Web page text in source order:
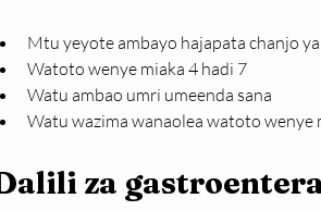
Mtu yeyote ambayo hajapata chanjo
Watoto wenye miaka 4 hadi 7
Watu ambao umri umeenda sana
Watu wazima wanaolea watoto wenye
za